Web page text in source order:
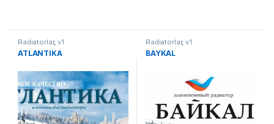
Radiatorlar,v1
ATLANTIKA
Radiatorlar,v1
BAYKAL